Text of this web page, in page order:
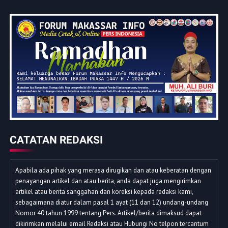
CATATAN REDAKSI
Apabila ada pihak yang merasa dirugikan dan atau keberatan dengan
penayangan artikel dan atau berita, anda dapat juga mengirimkan
artikel atau berita sanggahan dan koreksi kepada redaksi kami,
sebagaimana diatur dalam pasal 1 ayat (11 dan 12) undang-undang
Nomor 40 tahun 1999 tentang Pers. Artikel/berita dimaksud dapat
dikirimkan melalui email Redaksi atau Hubungi No telpon tercantum